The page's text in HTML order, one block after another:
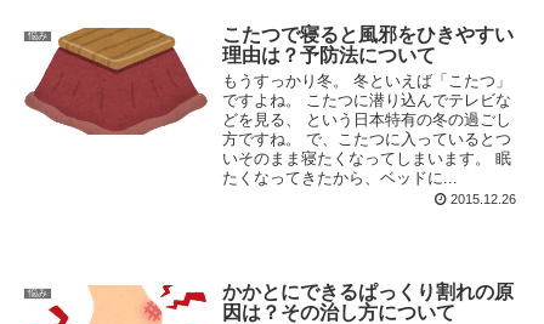
悩み
こたつで寝ると風邪をひきやすい
理由は？予防法について
もうすっかり冬。 冬といえば「こたつ」
ですよね。 こたつに潜り込んでテレビな
どを見る、 という日本特有の冬の過ごし
方ですね。 で、こたつに入っているとつ
いそのまま寝たくなってしまいます。 眠
たくなってきたから、ベッドに...
2015.12.26
悩み
かかとにできるぱっくり割れの原
因は？その治し方について